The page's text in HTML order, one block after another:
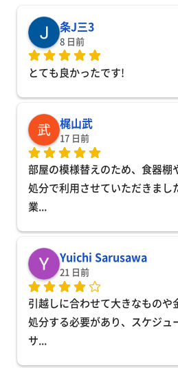
条J三3
8 日前
とても良かったです!
梶山武
17 日前
部屋の模様替えのため、食器棚
処分で利用させていただきまし
業...
Yuichi Sarusawa
21 日前
引越しに合わせて大きなものや
処分する必要があり、スケジュ
サ...